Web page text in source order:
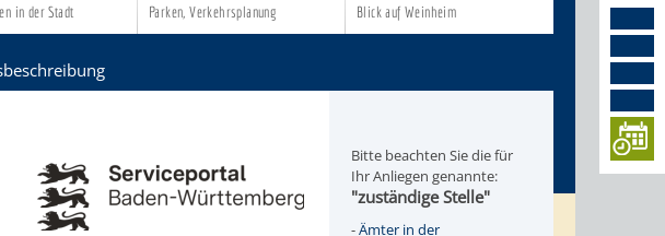
in der Stadt
Parken, Verkehrsplanung
Blick auf Weinheim
Bitte beachten Sie die für
Ihr Anliegen genannte:
"zuständige Stelle"
-Ämter in der